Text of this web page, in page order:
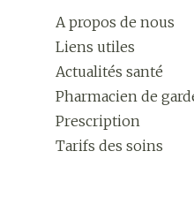
A propos de nous
Liens utiles
Actualités santé
Pharmacien de
Prescription
Tarifs des soins